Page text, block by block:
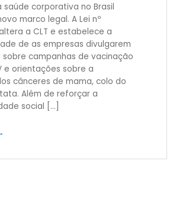
saúde corporativa no Brasil
marco legal. A Lei nº
a CLT e estabelece a
de as empresas divulgarem
campanhas de vacinação
e orientações sobre a
cânceres de mama, colo do
Além de reforçar a
social […]